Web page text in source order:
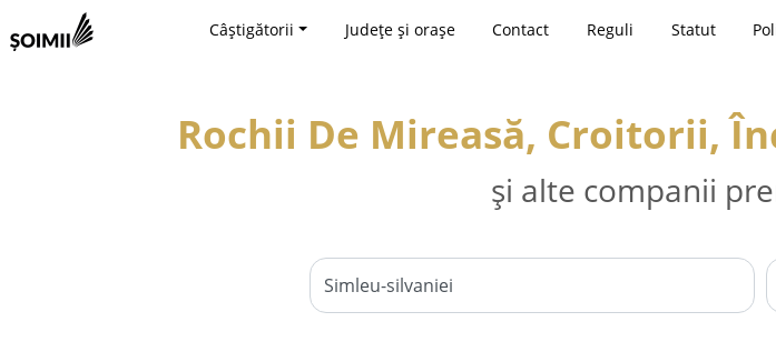
Câștigătorii Județe și orașe Contact Reguli Statut
Rochii De Mireasă, Croitorii,
și alte companii